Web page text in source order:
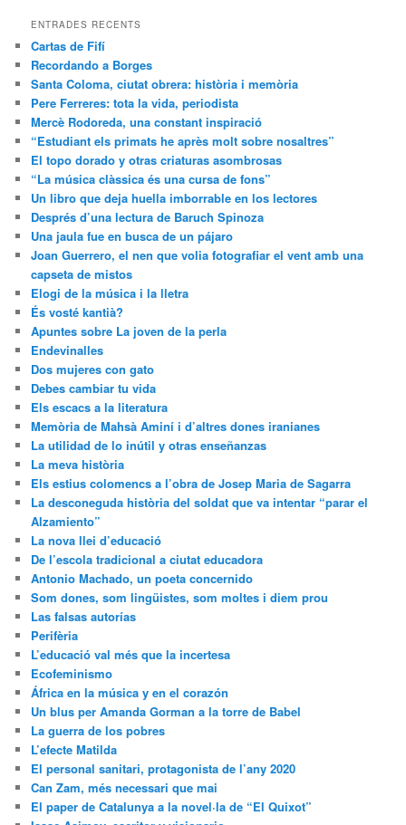
ENTRADES RECENTS
Cartas de Fifí
Recordando a Borges
Santa Coloma, ciutat obrera: història i memòria
Pere Ferreres: tota la vida, periodista
Mercè Rodoreda, una constant inspiració
“Estudiant els primats he après molt sobre nosaltres”
El topo dorado y otras criaturas asombrosas
“La música clàssica és una cursa de fons”
Un libro que deja huella imborrable en los lectores
Després d’una lectura de Baruch Spinoza
Una jaula fue en busca de un pájaro
Joan Guerrero, el nen que volia fotografiar el vent amb una
capseta de mistos
Elogi de la música i la lletra
És vosté kantià?
Apuntes sobre La joven de la perla
Endevinalles
Dos mujeres con gato
Debes cambiar tu vida
Els escacs a la literatura
Memòria de Mahsà Aminí i d’altres dones iranianes
La utilidad de lo inútil y otras enseñanzas
La meva història
Els estius colomencs a l’obra de Josep Maria de Sagarra
La desconeguda història del soldat que va intentar “parar el
Alzamiento”
La nova llei d’educació
De l’escola tradicional a ciutat educadora
Antonio Machado, un poeta concernido
Som dones, som lingüistes, som moltes i diem prou
Las falsas autorías
Perifèria
L’educació val més que la incertesa
Ecofeminismo
África en la música y en el corazón
Un blus per Amanda Gorman a la torre de Babel
La guerra de los pobres
L’efecte Matilda
El personal sanitari, protagonista de l’any 2020
Can Zam, més necessari que mai
El paper de Catalunya a la novel·la de “El Quixot”